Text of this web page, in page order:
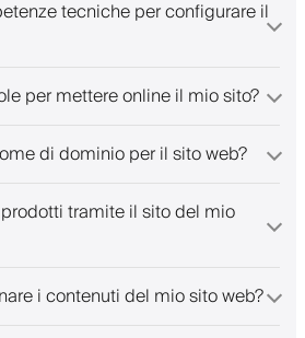
tecniche per configurare il
per mettere online il mio sito?
di dominio per il sito web?
tramite il sito del mio
i contenuti del mio sito web?